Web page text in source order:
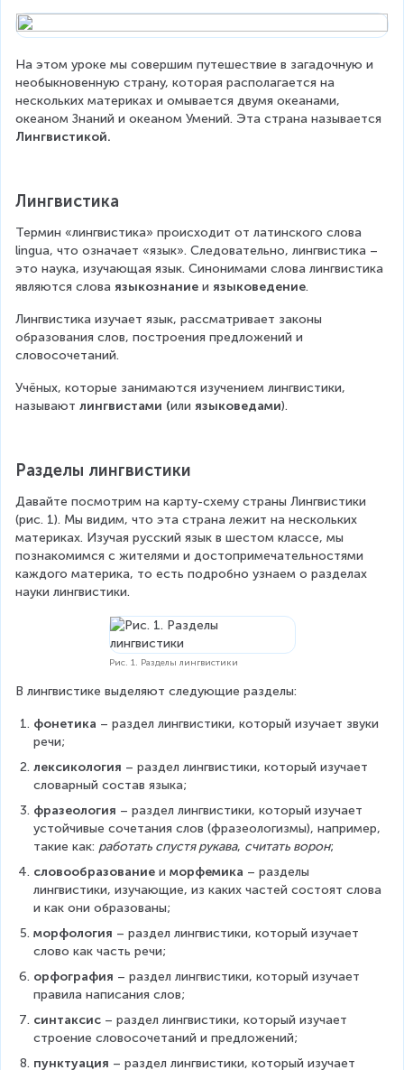
На этом уроке мы совершим путешествие в загадочную и
необыкновенную страну, которая располагается на
нескольких материках и омывается двумя океанами,
океаном Знаний и океаном Умений. Эта страна называется
Лингвистикой.
Лингвистика
Термин «лингвистика» происходит от латинского слова
lingua, что означает «язык». Следовательно, лингвистика –
это наука, изучающая язык. Синонимами слова лингвистика
являются слова языкознание и языковедение.
Лингвистика изучает язык, рассматривает законы
образования слов, построения предложений и
словосочетаний.
Учёных, которые занимаются изучением лингвистики,
называют лингвистами (или языковедами).
Разделы лингвистики
Давайте посмотрим на карту-схему страны Лингвистики
(рис. 1). Мы видим, что эта страна лежит на нескольких
материках. Изучая русский язык в шестом классе, мы
познакомимся с жителями и достопримечательностями
каждого материка, то есть подробно узнаем о разделах
науки лингвистики.
Рис. 1. Разделы лингвистики
В лингвистике выделяют следующие разделы:
фонетика – раздел лингвистики, который изучает звуки
речи;
лексикология – раздел лингвистики, который изучает
словарный состав языка;
фразеология – раздел лингвистики, который изучает
устойчивые сочетания слов (фразеологизмы), например,
такие как: работать спустя рукава, считать ворон;
словообразование и морфемика – разделы
лингвистики, изучающие, из каких частей состоят слова
и как они образованы;
морфология – раздел лингвистики, который изучает
слово как часть речи;
орфография – раздел лингвистики, который изучает
правила написания слов;
синтаксис – раздел лингвистики, который изучает
строение словосочетаний и предложений;
пунктуация – раздел лингвистики, который изучает